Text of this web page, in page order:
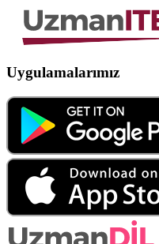
Uygulamalarımız